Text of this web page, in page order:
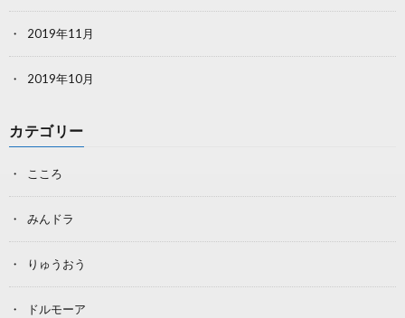
2019年11月
2019年10月
カテゴリー
こころ
みんドラ
りゅうおう
ドルモーア